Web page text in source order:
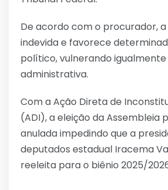
De acordo com o procurador,
indevida e favorece
político, vulnerando
administrativa.
Com a Ação Direta de
(ADI), a eleição da Assembleia
anulada impedindo que a
deputados estadual Iracema
reeleita para o biênio 2025/